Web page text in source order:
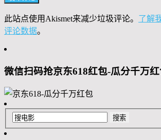
此站点使用Akismet来减少垃圾评论。 了解
评论数据。
微信扫码抢京东618红包-瓜分千万